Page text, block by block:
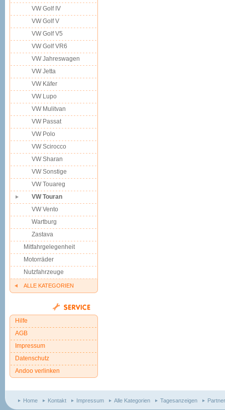
VW Golf IV
VW Golf V
VW Golf V5
VW Golf VR6
VW Jahreswagen
VW Jetta
VW Käfer
VW Lupo
VW Mulitvan
VW Passat
VW Polo
VW Scirocco
VW Sharan
VW Sonstige
VW Touareg
VW Touran
VW Vento
Wartburg
Zastava
Mitfahrgelegenheit
Motorräder
Nutzfahrzeuge
ALLE KATEGORIEN
Hilfe
AGB
Impressum
Datenschutz
Andoo verlinken
Home Kontakt Impressum Alle Kategorien Tagesanzeigen Partner